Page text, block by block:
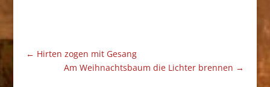
← Hirten zogen mit Gesang
Am Weihnachtsbaum die Lichter brennen →